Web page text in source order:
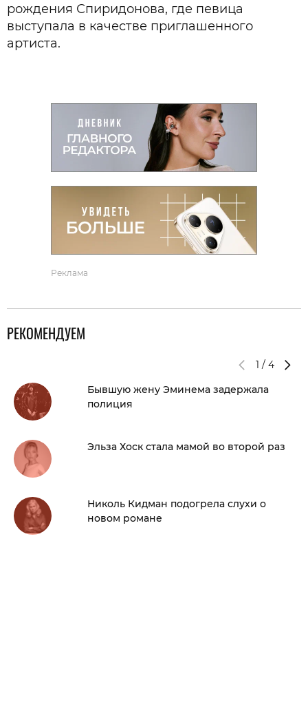
рождения Спиридонова, где певица
выступала в качестве приглашенного
артиста.
Реклама
РЕКОМЕНДУЕМ
1 / 4
Бывшую жену Эминема задержала
полиция
Эльза Хоск стала мамой во второй раз
Николь Кидман подогрела слухи о
новом романе